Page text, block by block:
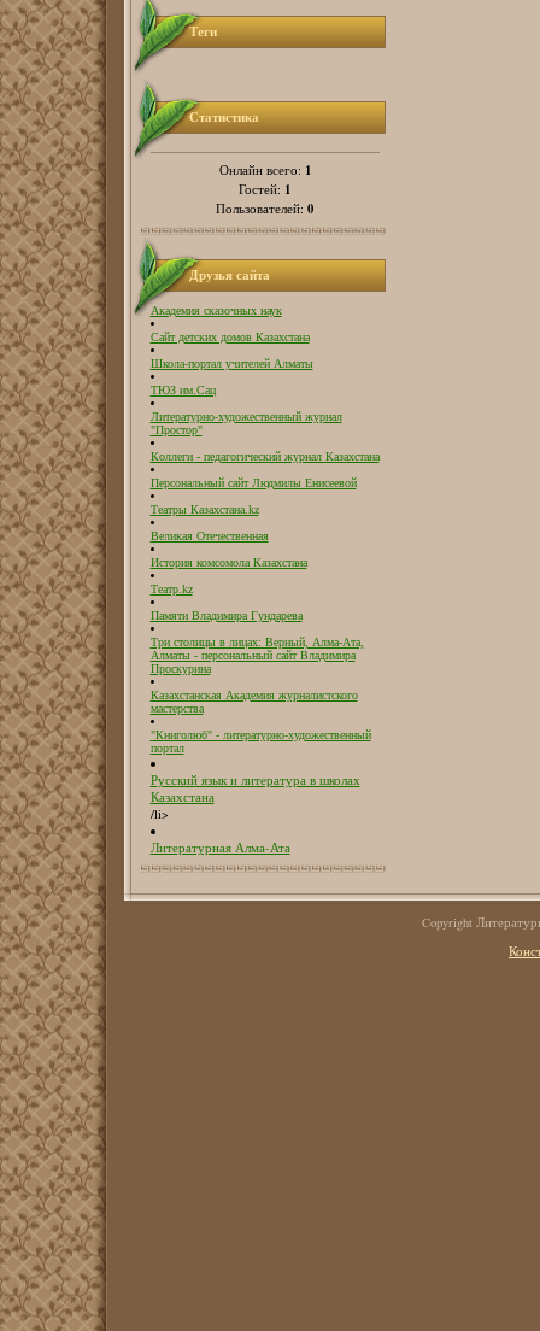
Теги
Статистика
Онлайн всего: 1
Гостей: 1
Пользователей: 0
Друзья сайта
Академия сказочных наук
Сайт детских домов Казахстана
Школа-портал учителей Алматы
ТЮЗ им.Сац
Литературно-художественный журнал
"Простор"
Коллеги - педагогический журнал Казахстана
Персональный сайт Людмилы Енисеевой
Театры Казахстана.kz
Великая Отечественная
История комсомола Казахстана
Театр.kz
Памяти Владимира Гундарева
Три столицы в лицах: Верный, Алма-Ата,
Алматы - персональный сайт Владимира
Проскурина
Казахстанская Академия журналистского
мастерства
"Книголюб" - литературно-художественный
портал
Русский язык и литература в школах
Казахстана
/li>
Литературная Алма-Ата
Copyright